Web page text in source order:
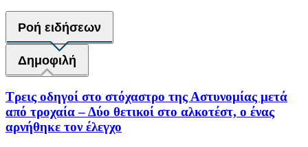
Ροή ειδήσεων
Δημοφιλή
Τρεις οδηγοί στο στόχαστρο της Αστυνομίας μετά
από τροχαία – Δύο θετικοί στο αλκοτέστ, ο ένας
αρνήθηκε τον έλεγχο